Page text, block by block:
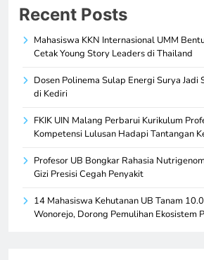
Recent Posts
Mahasiswa KKN Internasional UMM
Cetak Young Story Leaders di Thailand
Dosen Polinema Sulap Energi Surya Jadi
di Kediri
FKIK UIN Malang Perbarui Kurikulum
Kompetensi Lulusan Hadapi Tantangan
Profesor UB Bongkar Rahasia
Gizi Presisi Cegah Penyakit
14 Mahasiswa Kehutanan UB Tanam
Wonorejo, Dorong Pemulihan Ekosistem